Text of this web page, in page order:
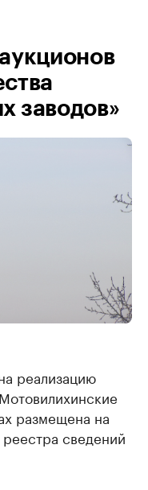
заводов»
реализацию
размещена на
сведений